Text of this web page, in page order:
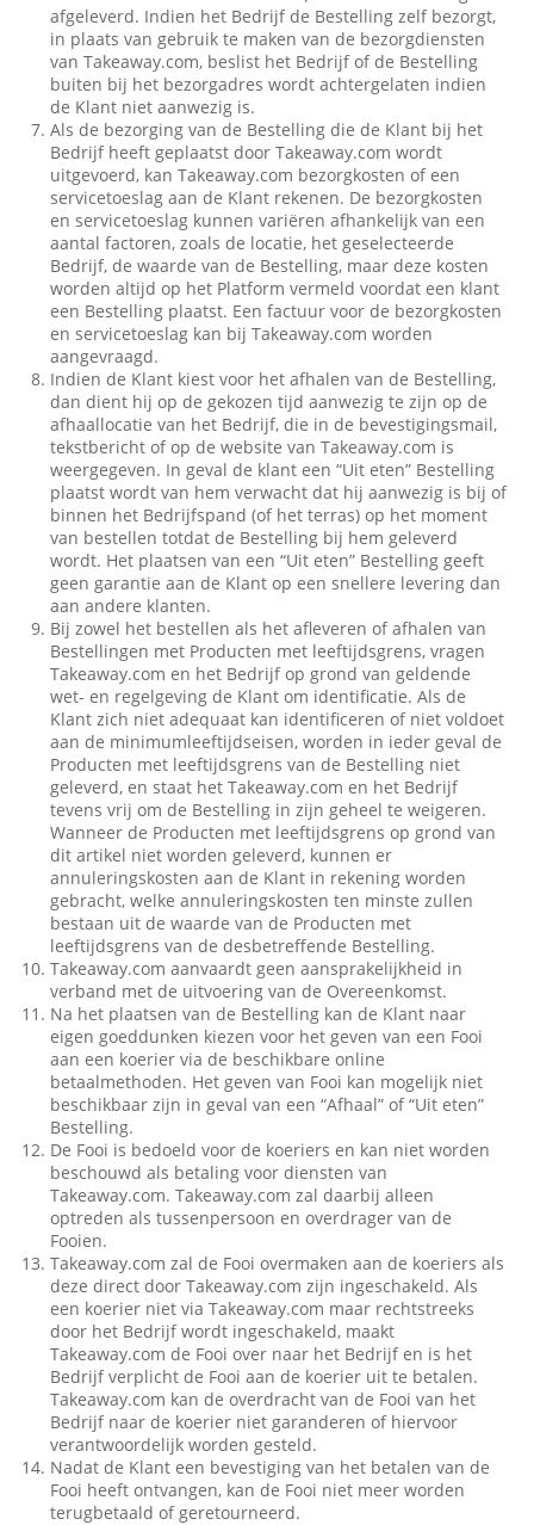
afgeleverd. Indien het Bedrijf de Bestelling zelf bezorgt,
in plaats van gebruik te maken van de bezorgdiensten
van Takeaway.com, beslist het Bedrijf of de Bestelling
buiten bij het bezorgadres wordt achtergelaten indien
de Klant niet aanwezig is.
Als de bezorging van de Bestelling die de Klant bij het
Bedrijf heeft geplaatst door Takeaway.com wordt
uitgevoerd, kan Takeaway.com bezorgkosten of een
servicetoeslag aan de Klant rekenen. De bezorgkosten
en servicetoeslag kunnen variëren afhankelijk van een
aantal factoren, zoals de locatie, het geselecteerde
Bedrijf, de waarde van de Bestelling, maar deze kosten
worden altijd op het Platform vermeld voordat een klant
een Bestelling plaatst. Een factuur voor de bezorgkosten
en servicetoeslag kan bij Takeaway.com worden
aangevraagd.
Indien de Klant kiest voor het afhalen van de Bestelling,
dan dient hij op de gekozen tijd aanwezig te zijn op de
afhaallocatie van het Bedrijf, die in de bevestigingsmail,
tekstbericht of op de website van Takeaway.com is
weergegeven. In geval de klant een “Uit eten” Bestelling
plaatst wordt van hem verwacht dat hij aanwezig is bij of
binnen het Bedrijfspand (of het terras) op het moment
van bestellen totdat de Bestelling bij hem geleverd
wordt. Het plaatsen van een “Uit eten” Bestelling geeft
geen garantie aan de Klant op een snellere levering dan
aan andere klanten.
Bij zowel het bestellen als het afleveren of afhalen van
Bestellingen met Producten met leeftijdsgrens, vragen
Takeaway.com en het Bedrijf op grond van geldende
wet- en regelgeving de Klant om identificatie. Als de
Klant zich niet adequaat kan identificeren of niet voldoet
aan de minimumleeftijdseisen, worden in ieder geval de
Producten met leeftijdsgrens van de Bestelling niet
geleverd, en staat het Takeaway.com en het Bedrijf
tevens vrij om de Bestelling in zijn geheel te weigeren.
Wanneer de Producten met leeftijdsgrens op grond van
dit artikel niet worden geleverd, kunnen er
annuleringskosten aan de Klant in rekening worden
gebracht, welke annuleringskosten ten minste zullen
bestaan uit de waarde van de Producten met
leeftijdsgrens van de desbetreffende Bestelling.
Takeaway.com aanvaardt geen aansprakelijkheid in
verband met de uitvoering van de Overeenkomst.
Na het plaatsen van de Bestelling kan de Klant naar
eigen goeddunken kiezen voor het geven van een Fooi
aan een koerier via de beschikbare online
betaalmethoden. Het geven van Fooi kan mogelijk niet
beschikbaar zijn in geval van een “Afhaal” of “Uit eten”
Bestelling.
De Fooi is bedoeld voor de koeriers en kan niet worden
beschouwd als betaling voor diensten van
Takeaway.com. Takeaway.com zal daarbij alleen
optreden als tussenpersoon en overdrager van de
Fooien.
Takeaway.com zal de Fooi overmaken aan de koeriers als
deze direct door Takeaway.com zijn ingeschakeld. Als
een koerier niet via Takeaway.com maar rechtstreeks
door het Bedrijf wordt ingeschakeld, maakt
Takeaway.com de Fooi over naar het Bedrijf en is het
Bedrijf verplicht de Fooi aan de koerier uit te betalen.
Takeaway.com kan de overdracht van de Fooi van het
Bedrijf naar de koerier niet garanderen of hiervoor
verantwoordelijk worden gesteld.
Nadat de Klant een bevestiging van het betalen van de
Fooi heeft ontvangen, kan de Fooi niet meer worden
terugbetaald of geretourneerd.